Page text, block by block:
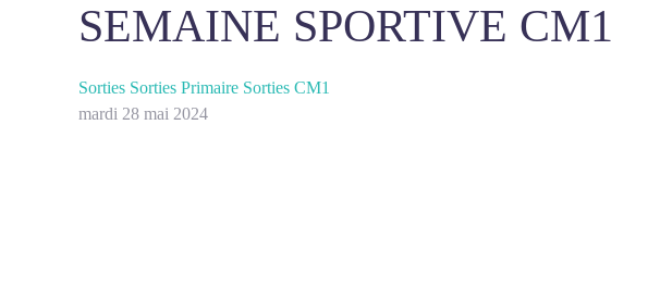
SEMAINE SPORTIVE CM1
Sorties Sorties Primaire Sorties CM1
mardi 28 mai 2024